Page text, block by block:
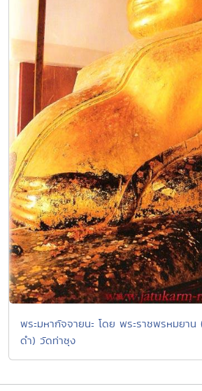
พระมหากัจจายนะ โดย พระราชพรหมยา
ดำ) วัดท่าซุง